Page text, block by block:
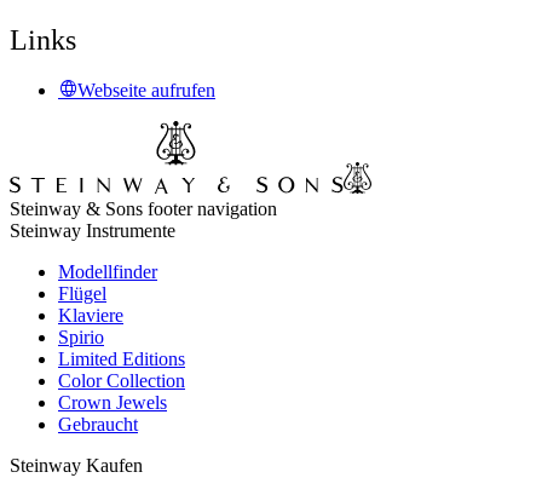
Links
Webseite aufrufen
Steinway & Sons footer navigation
Steinway Instrumente
Modellfinder
Flügel
Klaviere
Spirio
Limited Editions
Color Collection
Crown Jewels
Gebraucht
Steinway Kaufen